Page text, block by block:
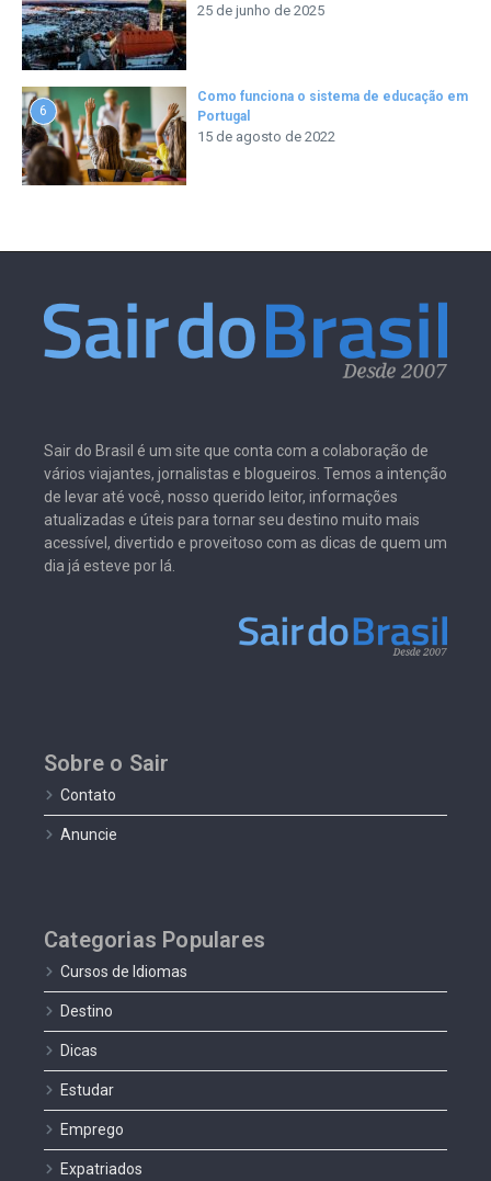
25 de junho de 2025
6
Como funciona o sistema de educação em
Portugal
15 de agosto de 2022
Sair do Brasil é um site que conta com a colaboração de
vários viajantes, jornalistas e blogueiros. Temos a intenção
de levar até você, nosso querido leitor, informações
atualizadas e úteis para tornar seu destino muito mais
acessível, divertido e proveitoso com as dicas de quem um
dia já esteve por lá.
Sobre o Sair
Contato
Anuncie
Categorias Populares
Cursos de Idiomas
Destino
Dicas
Estudar
Emprego
Expatriados